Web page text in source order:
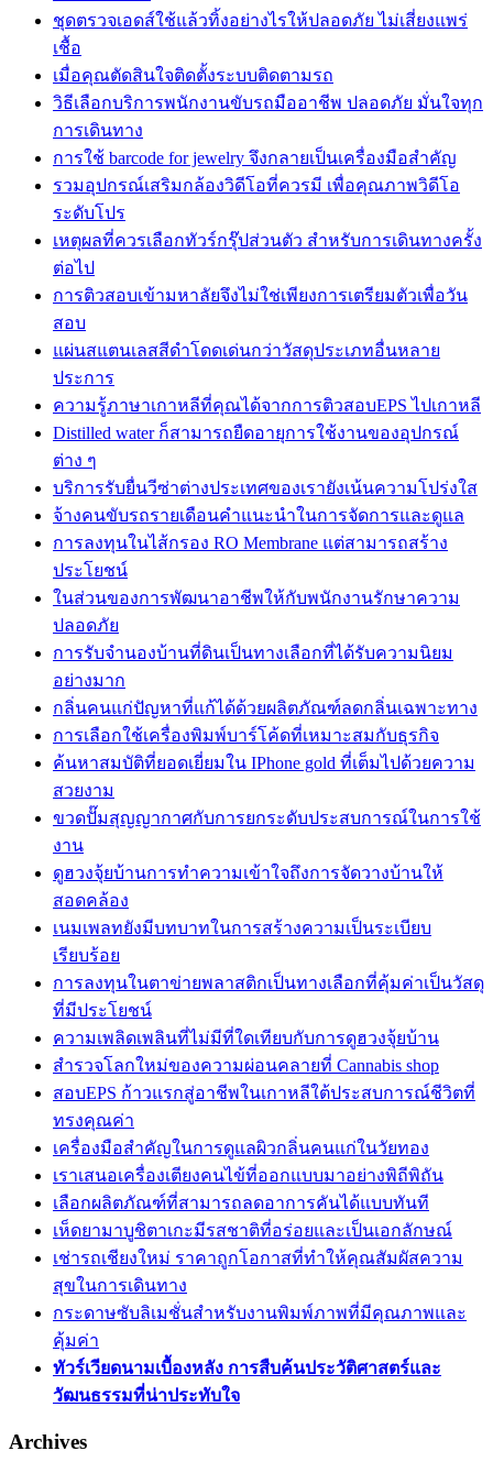
ชุดตรวจเอดส์ใช้แล้วทิ้งอย่างไรให้ปลอดภัย ไม่เสี่ยงแพร่
เชื้อ
เมื่อคุณตัดสินใจติดตั้งระบบติดตามรถ
วิธีเลือกบริการพนักงานขับรถมืออาชีพ ปลอดภัย มั่นใจทุก
การเดินทาง
การใช้ barcode for jewelry จึงกลายเป็นเครื่องมือสำคัญ
รวมอุปกรณ์เสริมกล้องวิดีโอที่ควรมี เพื่อคุณภาพวิดีโอ
ระดับโปร
เหตุผลที่ควรเลือกทัวร์กรุ๊ปส่วนตัว สำหรับการเดินทางครั้ง
ต่อไป
การติวสอบเข้ามหาลัยจึงไม่ใช่เพียงการเตรียมตัวเพื่อวัน
สอบ
แผ่นสแตนเลสสีดำโดดเด่นกว่าวัสดุประเภทอื่นหลาย
ประการ
ความรู้ภาษาเกาหลีที่คุณได้จากการติวสอบEPS ไปเกาหลี
Distilled water ก็สามารถยืดอายุการใช้งานของอุปกรณ์
ต่าง ๆ
บริการรับยื่นวีซ่าต่างประเทศของเรายังเน้นความโปร่งใส
จ้างคนขับรถรายเดือนคำแนะนำในการจัดการและดูแล
การลงทุนในไส้กรอง RO Membrane แต่สามารถสร้าง
ประโยชน์
ในส่วนของการพัฒนาอาชีพให้กับพนักงานรักษาความ
ปลอดภัย
การรับจำนองบ้านที่ดินเป็นทางเลือกที่ได้รับความนิยม
อย่างมาก
กลิ่นคนแก่ปัญหาที่แก้ได้ด้วยผลิตภัณฑ์ลดกลิ่นเฉพาะทาง
การเลือกใช้เครื่องพิมพ์บาร์โค้ดที่เหมาะสมกับธุรกิจ
ค้นหาสมบัติที่ยอดเยี่ยมใน IPhone gold ที่เต็มไปด้วยความ
สวยงาม
ขวดปั๊มสุญญากาศกับการยกระดับประสบการณ์ในการใช้
งาน
ดูฮวงจุ้ยบ้านการทำความเข้าใจถึงการจัดวางบ้านให้
สอดคล้อง
เนมเพลทยังมีบทบาทในการสร้างความเป็นระเบียบ
เรียบร้อย
การลงทุนในตาข่ายพลาสติกเป็นทางเลือกที่คุ้มค่าเป็นวัสดุ
ที่มีประโยชน์
ความเพลิดเพลินที่ไม่มีที่ใดเทียบกับการดูฮวงจุ้ยบ้าน
สำรวจโลกใหม่ของความผ่อนคลายที่ Cannabis shop
สอบEPS ก้าวแรกสู่อาชีพในเกาหลีใต้ประสบการณ์ชีวิตที่
ทรงคุณค่า
เครื่องมือสำคัญในการดูแลผิวกลิ่นคนแก่ในวัยทอง
เราเสนอเครื่องเตียงคนไข้ที่ออกแบบมาอย่างพิถีพิถัน
เลือกผลิตภัณฑ์ที่สามารถลดอาการคันได้แบบทันที
เห็ดยามาบูชิตาเกะมีรสชาติที่อร่อยและเป็นเอกลักษณ์
เช่ารถเชียงใหม่ ราคาถูกโอกาสที่ทำให้คุณสัมผัสความ
สุขในการเดินทาง
กระดาษซับลิเมชั่นสำหรับงานพิมพ์ภาพที่มีคุณภาพและ
คุ้มค่า
ทัวร์เวียดนามเบื้องหลัง การสืบค้นประวัติศาสตร์และ
วัฒนธรรมที่น่าประทับใจ
Archives